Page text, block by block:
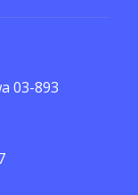
03-893